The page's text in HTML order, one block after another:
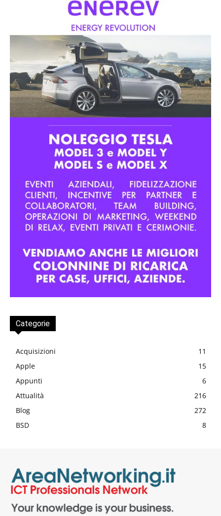
Categorie
Acquisizioni
11
Apple
15
Appunti
6
Attualità
216
Blog
272
BSD
8